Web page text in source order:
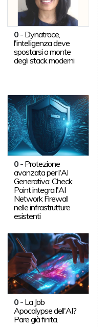
0 - Dynatrace,
l'intelligenza deve
spostarsi a monte
degli stack moderni
0 - Protezione
avanzata per l'AI
Generativa: Check
Point integra l'AI
Network Firewall
nelle infrastrutture
esistenti
0 - La Job
Apocalypse dell'AI?
Pare già finita.